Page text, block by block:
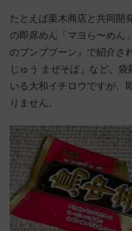
たとえば栗木商店と共同開
の即席めん「マヨら〜めん
のブンブブーン』で紹介さ
じゅう まぜそば」など、
いる大和イチロウですが、
りません。